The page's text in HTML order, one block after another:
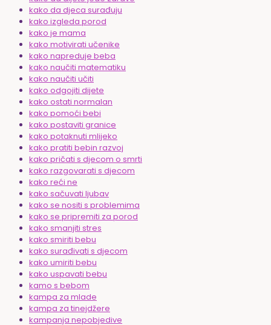
kako da djeca surađuju
kako izgleda porod
kako je mama
kako motivirati učenike
kako napreduje beba
kako naučiti matematiku
kako naučiti učiti
kako odgojiti dijete
kako ostati normalan
kako pomoći bebi
kako postaviti granice
kako potaknuti mlijeko
kako pratiti bebin razvoj
kako pričati s djecom o smrti
kako razgovarati s djecom
kako reći ne
kako sačuvati ljubav
kako se nositi s problemima
kako se pripremiti za porod
kako smanjiti stres
kako smiriti bebu
kako surađivati s djecom
kako umiriti bebu
kako uspavati bebu
kamo s bebom
kampa za mlade
kampa za tinejdžere
kampanja nepobjedive